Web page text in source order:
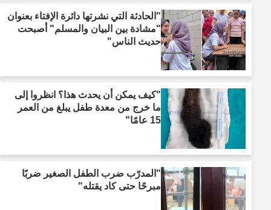
"الحادثة التي نشرتها دائرة الإفتاء بعنوان
"مشادة بين البيان والمسلم" أصبحت
حديث الناس"
"كيف يمكن أن يحدث هذا؟ انظروا إلى
ما خرج من معدة طفل يبلغ من العمر
15 عامًا"
"المدرّب ضرب الطفل الصغير ضربًا
مبرحًا حتى كاد يقتله"